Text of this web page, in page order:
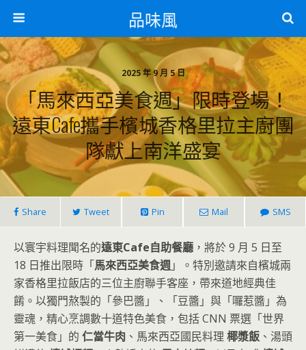
品味風
2025 年 9 月 5 日
「馬來西亞美食週」限時登場！
遠東Cafe攜手檳城香格里拉主廚團
隊獻上南洋盛宴
Share Tweet Pin Mail SMS
以寰宇料理聞名的遠東Cafe自助餐廳 ，將於 9 月 5 日至
18 日推出限時「馬來西亞美食週 」。特別邀請來自檳城兩
家香格里拉飯店的三位主廚聯手客座，帶來道地經典佳
餚。以獨門熬製的「參巴醬」、「豆醬」與「囉惹醬」為
靈魂，精心烹調數十道特色美食，包括 CNN 票選「世界
第一美食」的 仁當牛肉 、馬來西亞國民料理 椰漿飯 、湯頭